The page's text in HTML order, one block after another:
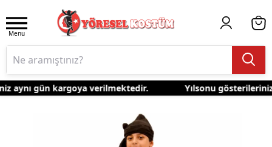
Menu
aynı gün kargoya verilmektedir. Yılsonu